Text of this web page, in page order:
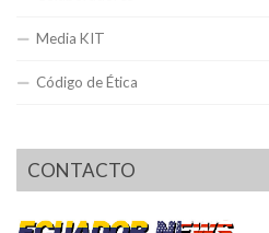
Media KIT
Código de Ética
CONTACTO